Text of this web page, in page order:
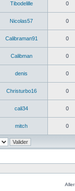
Tibodelille 0
Nicolas57 0
Calibraman91 0
Calibman 0
denis 0
Christurbo16 0
cali34 0
mitch 0